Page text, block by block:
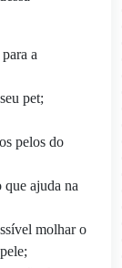
a
pet;
pelos do
que ajuda na
molhar o